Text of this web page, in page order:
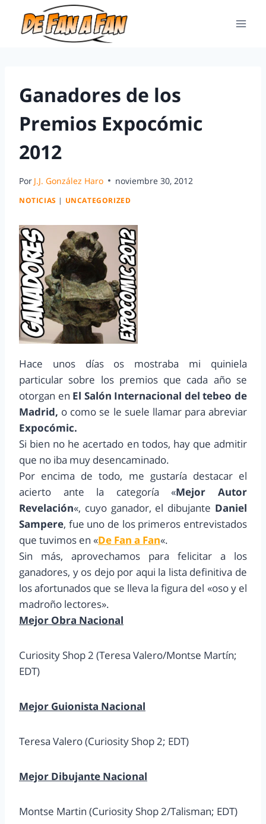
Ganadores de los
Premios Expocómic
2012
Por J.J. González Haro noviembre 30, 2012
NOTICIAS | UNCATEGORIZED
Hace unos días os mostraba mi quiniela
particular sobre los premios que cada año se
otorgan en El Salón Internacional del tebeo de
Madrid, o como se le suele llamar para abreviar
Expocómic.
Si bien no he acertado en todos, hay que admitir
que no iba muy desencaminado.
Por encima de todo, me gustaría destacar el
acierto ante la categoría «Mejor Autor
Revelación«, cuyo ganador, el dibujante Daniel
Sampere, fue uno de los primeros entrevistados
que tuvimos en «De Fan a Fan«.
Sin más, aprovechamos para felicitar a los
ganadores, y os dejo por aqui la lista definitiva de
los afortunados que se lleva la figura del «oso y el
madroño lectores».
Mejor Obra Nacional
Curiosity Shop 2 (Teresa Valero/Montse Martín;
EDT)
Mejor Guionista Nacional
Teresa Valero (Curiosity Shop 2; EDT)
Mejor Dibujante Nacional
Montse Martin (Curiosity Shop 2/Talisman; EDT)